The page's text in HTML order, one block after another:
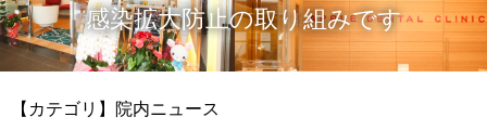
感染拡大防止の取り組みです
【カテゴリ】院内ニュース